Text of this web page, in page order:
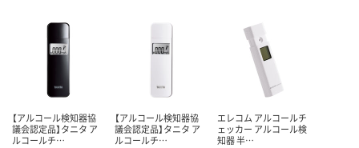
【アルコール検知器協
議会認定品】タニタ ア
ルコールチ…
【アルコール検知器協
議会認定品】タニタ ア
ルコールチ…
エレコム アルコールチ
ェッカー アルコール検
知器 半…